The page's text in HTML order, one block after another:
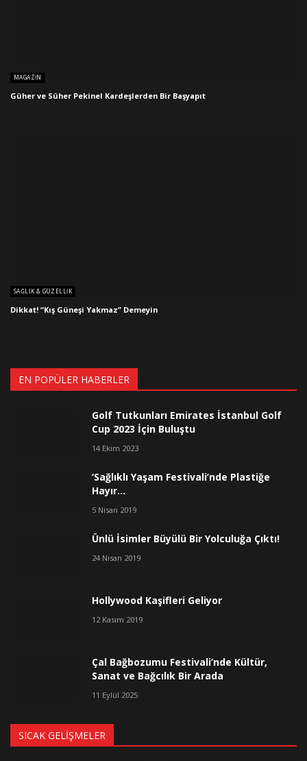
MAGAZIN
Güher ve Süher Pekinel Kardeşlerden Bir Başyapıt
SAĞLIK & GÜZELLIK
Dikkat! “Kış Güneşi Yakmaz” Demeyin
EN POPÜLER HABERLER
Golf Tutkunları Emirates İstanbul Golf
Cup 2023 İçin Buluştu
14 Ekim 2023
‘Sağlıklı Yaşam Festivali’nde Plastiğe
Hayır…
5 Nisan 2019
Ünlü İsimler Büyülü Bir Yolculuğa Çıktı!
24 Nisan 2019
Hollywood Kaşifleri Geliyor
12 Kasım 2019
Çal Bağbozumu Festivali’nde Kültür,
Sanat ve Bağcılık Bir Arada
11 Eylül 2025
SICAK GELIŞMELER